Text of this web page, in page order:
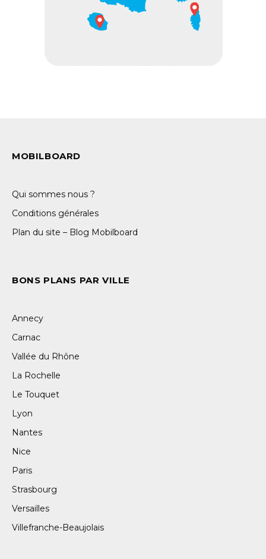
MOBILBOARD
Qui sommes nous ?
Conditions générales
Plan du site – Blog Mobilboard
BONS PLANS PAR VILLE
Annecy
Carnac
Vallée du Rhône
La Rochelle
Le Touquet
Lyon
Nantes
Nice
Paris
Strasbourg
Versailles
Villefranche-Beaujolais